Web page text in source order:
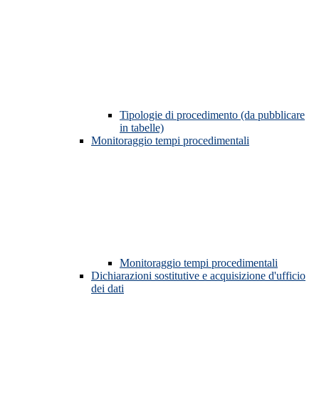
Tipologie di procedimento (da pubblicare
in tabelle)
Monitoraggio tempi procedimentali
Monitoraggio tempi procedimentali
Dichiarazioni sostitutive e acquisizione d'ufficio
dei dati